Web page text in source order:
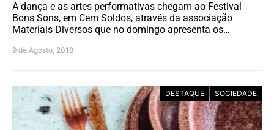
A dança e as artes performativas chegam ao Festival
Bons Sons, em Cem Soldos, através da associação
Materiais Diversos que no domingo apresenta os…
9 de Agosto, 2018
DESTAQUE SOCIEDADE